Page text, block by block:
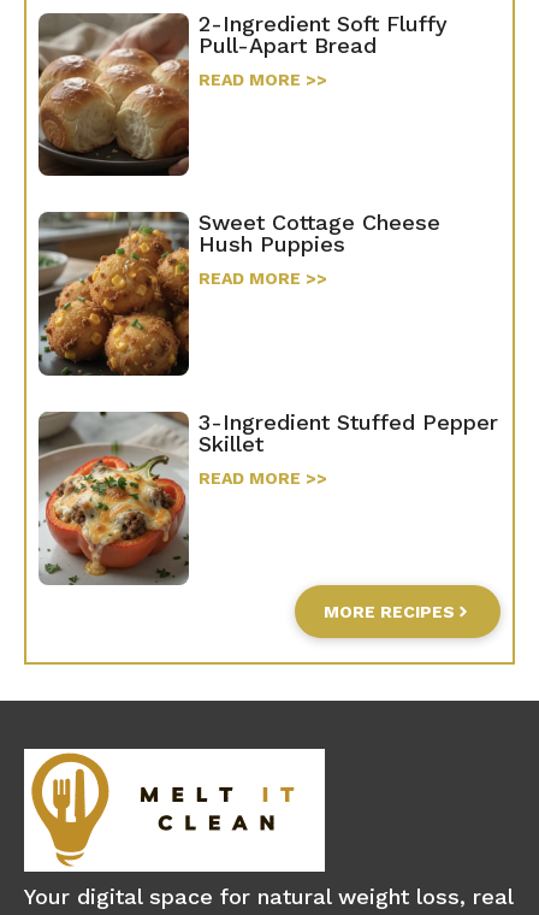
2-Ingredient Soft Fluffy
Pull-Apart Bread
READ MORE >>
Sweet Cottage Cheese
Hush Puppies
READ MORE >>
3-Ingredient Stuffed Pepper
Skillet
READ MORE >>
MORE RECIPES
Your digital space for natural weight loss, real